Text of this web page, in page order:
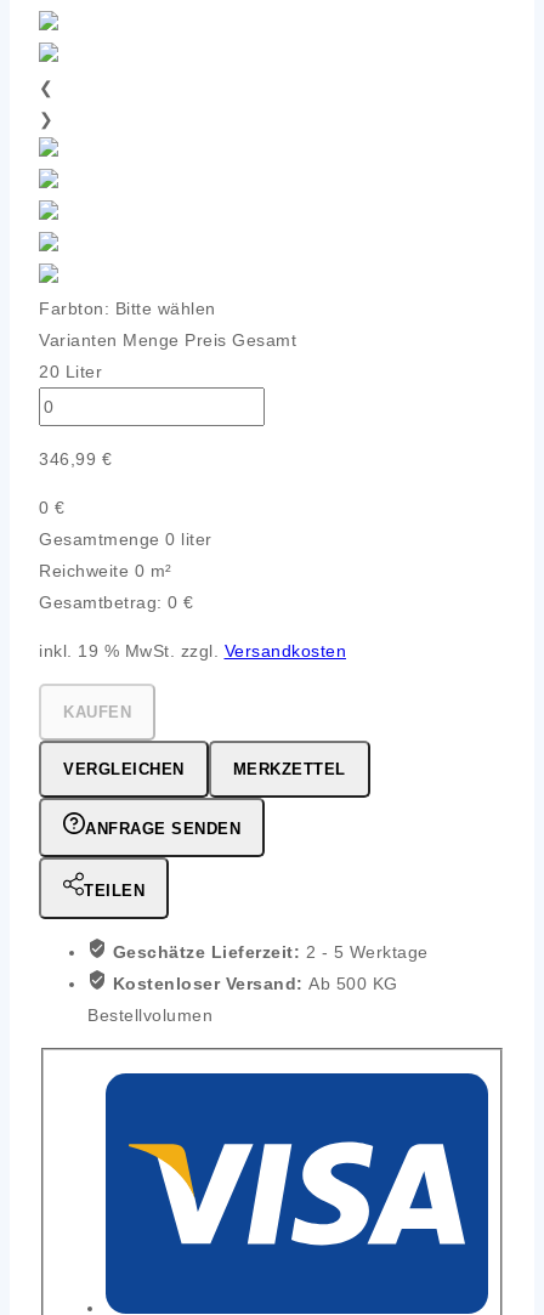
❮
❯
Farbton: Bitte wählen
Varianten Menge Preis Gesamt
20 Liter
346,99 €
0 €
Gesamtmenge 0 liter
Reichweite 0 m²
Gesamtbetrag: 0 €
inkl. 19 % MwSt. zzgl. Versandkosten
KAUFEN
VERGLEICHEN MERKZETTEL
ANFRAGE SENDEN
TEILEN
Geschätze Lieferzeit: 2 - 5 Werktage
Kostenloser Versand: Ab 500 KG
Bestellvolumen